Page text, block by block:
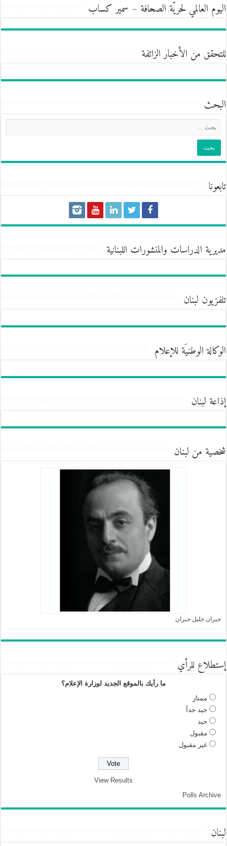
اليوم العالمي لحريّة الصحافة – سمير كساب
للتحقق من الأخبار الزائفة
البحث
تابعونا
مديرية الدراسات والمنشورات اللبنانية
تلفزيون لبنان
الوكالة الوطنيَة للإعلام
إذاعة لبنان
شخصية من لبنان
جبران خليل جبران
إستطلاع للرأي
ما رأيك بالموقع الجديد لوزارة الإعلام؟
ممتاز
جيد جداً
جيد
مقبول
غير مقبول
View Results
Polls Archive
لبنان